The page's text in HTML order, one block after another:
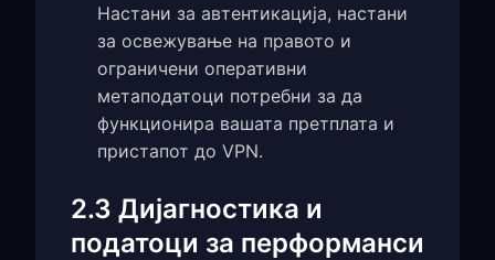
Настани за автентикација, настани
за освежување на правото и
ограничени оперативни
метаподатоци потребни за да
функционира вашата претплата и
пристапот до VPN.
2.3 Дијагностика и
податоци за перформанси